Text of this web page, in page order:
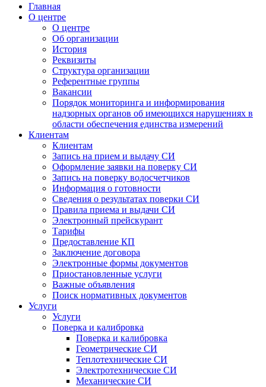
Главная
О центре
О центре
Об организации
История
Реквизиты
Структура организации
Референтные группы
Вакансии
Порядок мониторинга и информирования
надзорных органов об имеющихся нарушениях в
области обеспечения единства измерений
Клиентам
Клиентам
Запись на прием и выдачу СИ
Оформление заявки на поверку СИ
Запись на поверку водосчетчиков
Информация о готовности
Сведения о результатах поверки СИ
Правила приема и выдачи СИ
Электронный прейскурант
Тарифы
Предоставление КП
Заключение договора
Электронные формы документов
Приостановленные услуги
Важные объявления
Поиск нормативных документов
Услуги
Услуги
Поверка и калибровка
Поверка и калибровка
Геометрические СИ
Теплотехнические СИ
Электротехнические СИ
Механические СИ